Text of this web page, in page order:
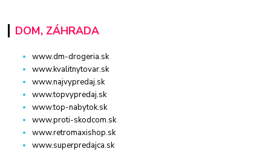
DOM, ZÁHRADA
www.dm-drogeria.sk
www.kvalitnytovar.sk
www.najvypredaj.sk
www.topvypredaj.sk
www.top-nabytok.sk
www.proti-skodcom.sk
www.retromaxishop.sk
www.superpredajca.sk